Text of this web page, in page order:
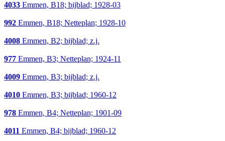
4033 Emmen, B18; bijblad; 1928-03
992 Emmen, B18; Netteplan; 1928-10
4008 Emmen, B2; bijblad; z.j.
977 Emmen, B3; Netteplan; 1924-11
4009 Emmen, B3; bijblad; z.j.
4010 Emmen, B3; bijblad; 1960-12
978 Emmen, B4; Netteplan; 1901-09
4011 Emmen, B4; bijblad; 1960-12